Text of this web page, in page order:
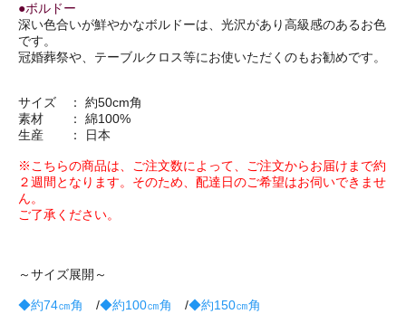
●ボルドー
深い色合いが鮮やかなボルドーは、光沢があり高級感のあるお色
です。
冠婚葬祭や、テーブルクロス等にお使いただくのもお勧めです。
サイズ ： 約50cm角
素材 ： 綿100%
生産 ： 日本
※こちらの商品は、ご注文数によって、ご注文からお届けまで約
２週間となります。そのため、配達日のご希望はお伺いできませ
ん。
ご了承ください。
～サイズ展開～
◆約74㎝角 /◆約100㎝角 /◆約150㎝角